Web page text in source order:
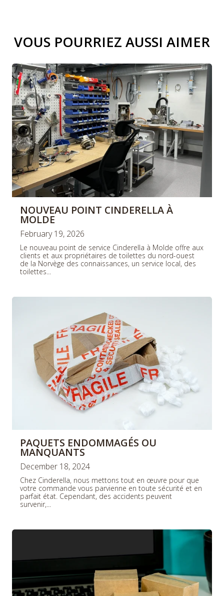
VOUS POURRIEZ AUSSI AIMER
NOUVEAU POINT CINDERELLA À
MOLDE
February 19, 2026
Le nouveau point de service Cinderella à Molde offre aux
clients et aux propriétaires de toilettes du nord-ouest
de la Norvège des connaissances, un service local, des
toilettes...
PAQUETS ENDOMMAGÉS OU
MANQUANTS
December 18, 2024
Chez Cinderella, nous mettons tout en œuvre pour que
votre commande vous parvienne en toute sécurité et en
parfait état. Cependant, des accidents peuvent
survenir,...